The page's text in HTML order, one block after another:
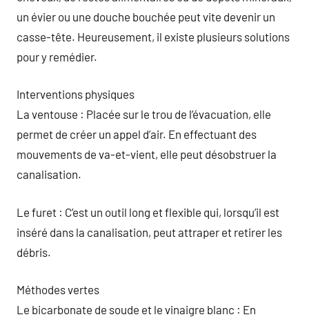
un évier ou une douche bouchée peut vite devenir un
casse-tête. Heureusement, il existe plusieurs solutions
pour y remédier.
Interventions physiques
La ventouse : Placée sur le trou de l’évacuation, elle
permet de créer un appel d’air. En effectuant des
mouvements de va-et-vient, elle peut désobstruer la
canalisation.
Le furet : C’est un outil long et flexible qui, lorsqu’il est
inséré dans la canalisation, peut attraper et retirer les
débris.
Méthodes vertes
Le bicarbonate de soude et le vinaigre blanc : En